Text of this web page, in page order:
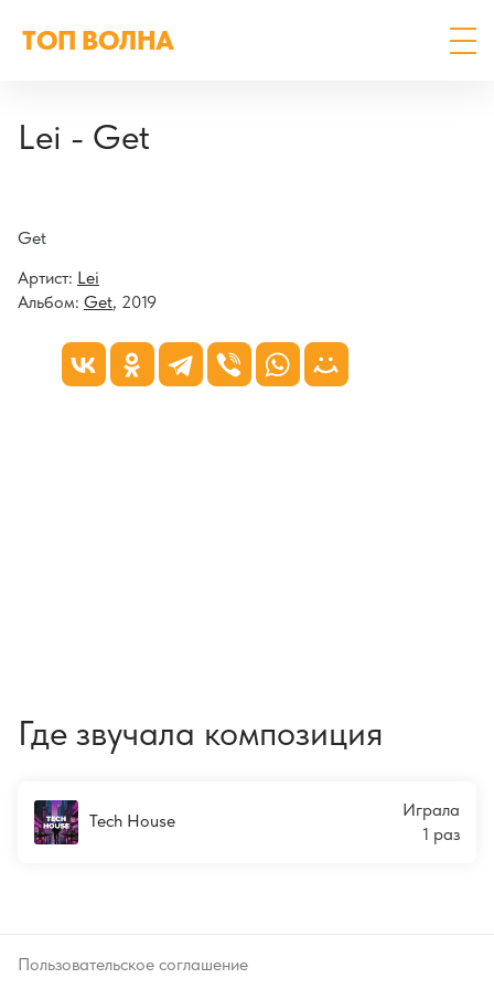
ТОП ВОЛНА
Lei - Get
Get
Артист: Lei
Альбом: Get, 2019
Где звучала композиция
Tech House
Играла
1 раз
Пользовательское соглашение